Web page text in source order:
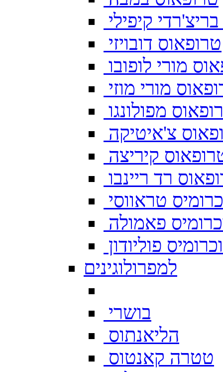
קיפילי
טרופאוס דובויזי
מורי לופובו
מורי מוזי
מפולונגו
צ'איטיקה
קיריצה
רד ריינבו
טראווסי
פאמולה
פוליודון
למפרולוגינים
בושרי
הליאנתוס
טטרה קאנטוס